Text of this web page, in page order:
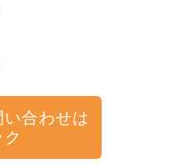
合わせは